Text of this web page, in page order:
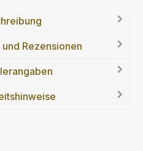
Rezensionen